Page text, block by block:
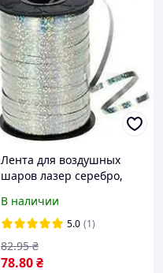
Лента для воздушных
шаров лазер серебро,
В наличии
5.0 (1)
78.80₴
82.95 ₴